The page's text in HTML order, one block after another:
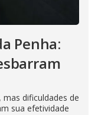
Penha:
dificuldades de
sua efetividade